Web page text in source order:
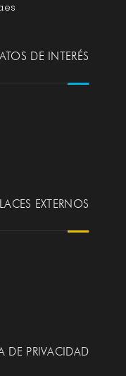
DE INTERÉS
EXTERNOS
DE PRIVACIDAD